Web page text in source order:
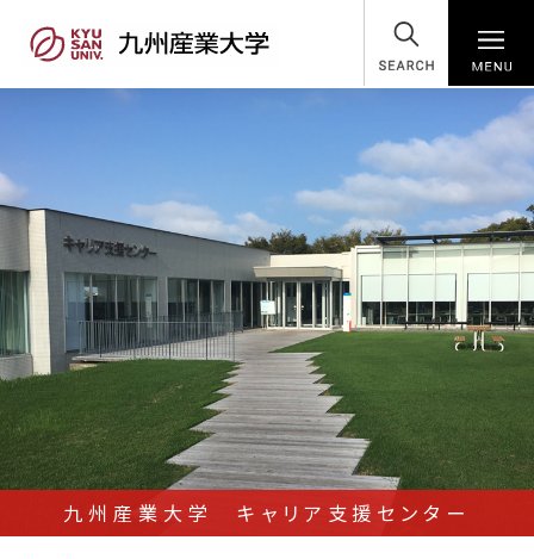
SEARCH
九州産業大学 キャリア支援センター